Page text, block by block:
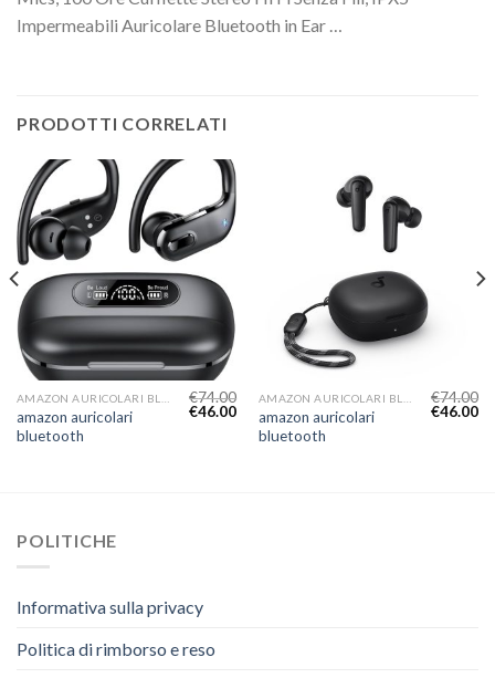
Impermeabili Auricolare Bluetooth in Ear …
PRODOTTI CORRELATI
amazon auricolari
bluetooth
€74.00
€46.00
amazon auricolari
bluetooth
€74.00
€46.00
POLITICHE
Informativa sulla privacy
Politica di rimborso e reso